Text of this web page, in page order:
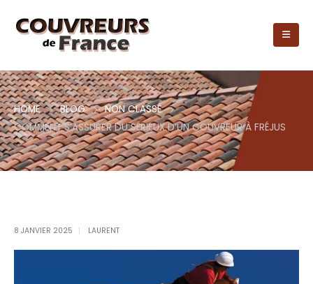
HOME BLOG
NON CLASSÉ
COMMENT S’ASSURER DU SÉRIEUX D’UN COUVREUR À FRÉJUS
8 JANVIER 2025 LAURENT